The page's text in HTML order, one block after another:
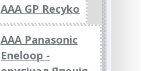
AAA GP Recyko
AAA Panasonic
Eneloop -